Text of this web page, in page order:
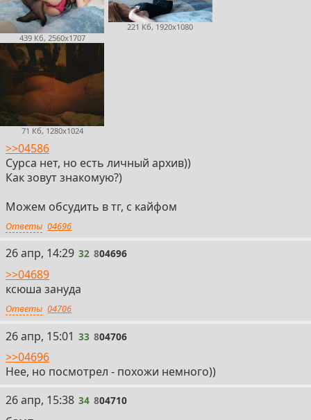
439 Кб, 2560x1707
221 Кб, 1920x1080
71 Кб, 1280x1024
>>04586
Сурса нет, но есть личный архив))
Как зовут знакомую?)
Можем обсудить в тг, с кайфом
Ответы 04696
32
26 апр, 14:29 32 804696
>>04689
ксюша зануда
Ответы 04706
33
26 апр, 15:01 33 804706
>>04696
Нее, но посмотрел - похожи немного))
34
26 апр, 15:38 34 804710